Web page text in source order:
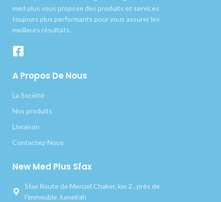
med plus vous propose des produits et services
toujours plus performants pour vous assurer les
meilleurs résultats.
A Propos De Nous
La Société
Nos produits
Livraison
Contactez-Nous
New Med Plus Sfax
Sfax Route de Menzel Chaker, km 2 , près de
l’immeuble Jumeirah